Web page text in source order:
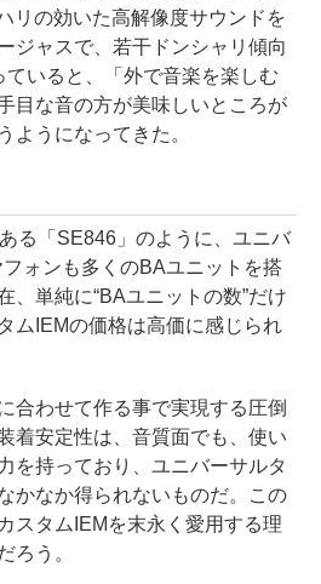
リの効いた高解像度サウンドを
ジャスで、若干ドンシャリ傾向
いると、「外で音楽を楽しむ
目な音の方が美味しいところが
ようになってきた。
る「SE846」のように、ユニバ
ォンも多くのBAユニットを搭
、単純に“BAユニットの数”だけ
ムIEMの価格は高価に感じられ
合わせて作る事で実現する圧倒
着安定性は、音質面でも、使い
を持っており、ユニバーサルタ
かなか得られないものだ。この
スタムIEMを末永く愛用する理
ろう。